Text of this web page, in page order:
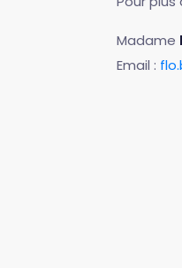
Madame
Email :